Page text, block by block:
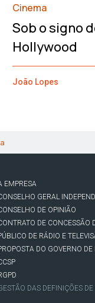
Cinema
Sob o signo
Hollywood
João Lopes
EMPRESA
GERAL
DE OPINIÃO
DE CONCESSÃO
DE RÁDIO E
DO GOVERNO DE
DAS DEFINIÇÕES